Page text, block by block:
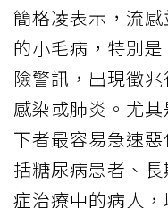
簡格凌表示，流感
的小毛病，特別
險警訊，出現徵
感染或肺炎。尤其
下者最容易急速
括糖尿病患者、
症治療中的病人